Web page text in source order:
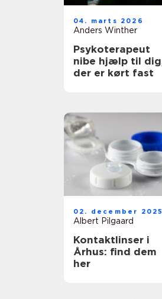
04. marts 2026
Anders Winther
Psykoterapeut
nibe hjælp til dig,
der er kørt fast
02. december 2025
Albert Pilgaard
Kontaktlinser i
Århus: find dem
her